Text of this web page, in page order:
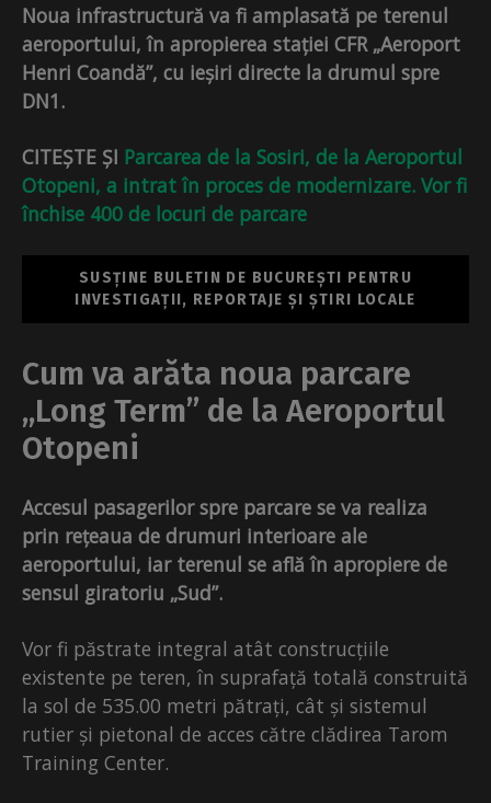
Noua infrastructură va fi amplasată pe terenul
aeroportului, în apropierea stației CFR „Aeroport
Henri Coandă”, cu ieșiri directe la drumul spre
DN1.
CITEȘTE ȘI Parcarea de la Sosiri, de la Aeroportul
Otopeni, a intrat în proces de modernizare. Vor fi
închise 400 de locuri de parcare
SUSȚINE BULETIN DE BUCUREȘTI PENTRU
INVESTIGAȚII, REPORTAJE ȘI ȘTIRI LOCALE
Cum va arăta noua parcare
„Long Term” de la Aeroportul
Otopeni
Accesul pasagerilor spre parcare se va realiza
prin rețeaua de drumuri interioare ale
aeroportului, iar terenul se află în apropiere de
sensul giratoriu „Sud”.
Vor fi păstrate integral atât construcțiile
existente pe teren, în suprafață totală construită
la sol de 535.00 metri pătrați, cât și sistemul
rutier și pietonal de acces către clădirea Tarom
Training Center.